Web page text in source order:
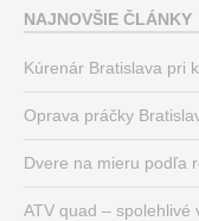
NAJNOVŠIE ČLÁNKY
Kúrenár Bratislava pri
Oprava práčky
Dvere na mieru podľa
ATV quad –